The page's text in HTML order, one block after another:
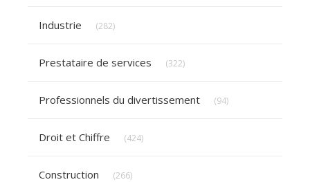
Industrie (282)
Prestataire de services (322)
Professionnels du divertissement (94)
Droit et Chiffre (424)
Construction (266)